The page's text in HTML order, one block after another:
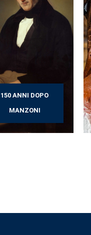
150 ANNI DOPO
MANZONI